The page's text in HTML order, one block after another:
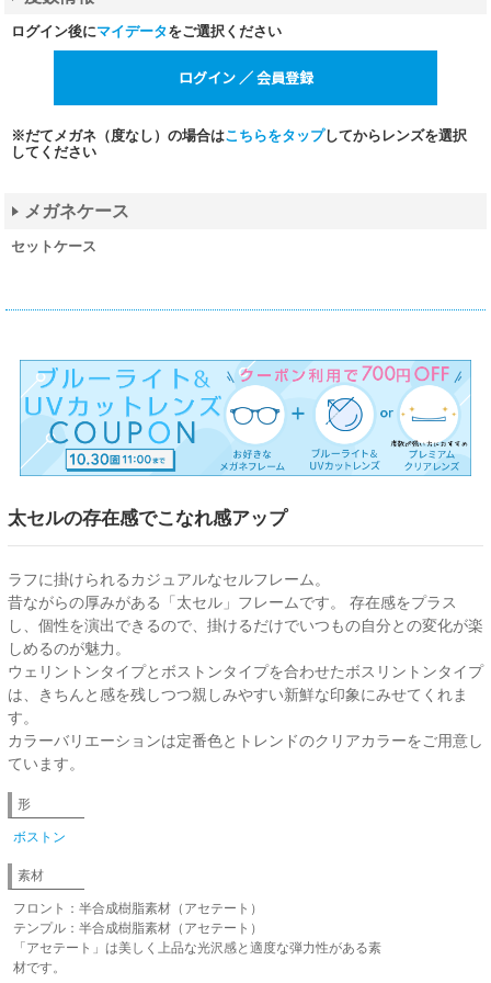
ログイン後にマイデータをご選択ください
※だてメガネ（度なし）の場合はこちらをタップしてからレンズを選択
してください
メガネケース
セットケース
太セルの存在感でこなれ感アップ
ラフに掛けられるカジュアルなセルフレーム。
昔ながらの厚みがある「太セル」フレームです。 存在感をプラス
し、個性を演出できるので、掛けるだけでいつもの自分との変化が楽
しめるのが魅力。
ウェリントンタイプとボストンタイプを合わせたボスリントンタイプ
は、きちんと感を残しつつ親しみやすい新鮮な印象にみせてくれま
す。
カラーバリエーションは定番色とトレンドのクリアカラーをご用意し
ています。
形
ボストン
素材
フロント：半合成樹脂素材（アセテート）
テンプル：半合成樹脂素材（アセテート）
「アセテート」は美しく上品な光沢感と適度な弾力性がある素
材です。